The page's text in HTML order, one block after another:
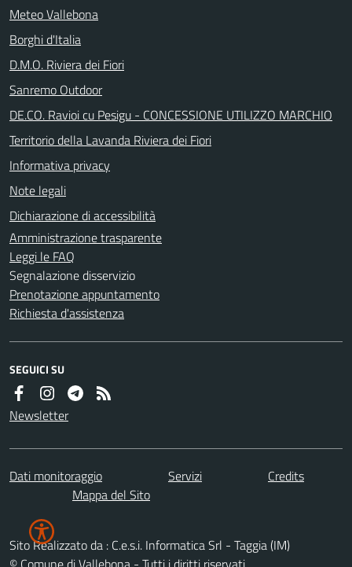
Meteo Vallebona
Borghi d'Italia
D.M.O. Riviera dei Fiori
Sanremo Outdoor
DE.CO. Ravioi cu Pesigu - CONCESSIONE UTILIZZO MARCHIO
Territorio della Lavanda Riviera dei Fiori
Informativa privacy
Note legali
Dichiarazione di accessibilità
Amministrazione trasparente
Leggi le FAQ
Segnalazione disservizio
Prenotazione appuntamento
Richiesta d'assistenza
SEGUICI SU
Newsletter
Dati monitoraggio Servizi
Credits
Mappa del Sito
Sito Realizzato da : C.e.s.i. Informatica Srl - Taggia (IM)